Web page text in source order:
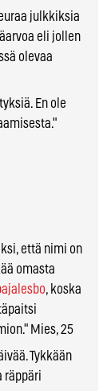
julkkiksia
eli jollen
olevaa
En ole
että nimi on
omasta
, koska
Mies, 25
Tykkään
räppäri